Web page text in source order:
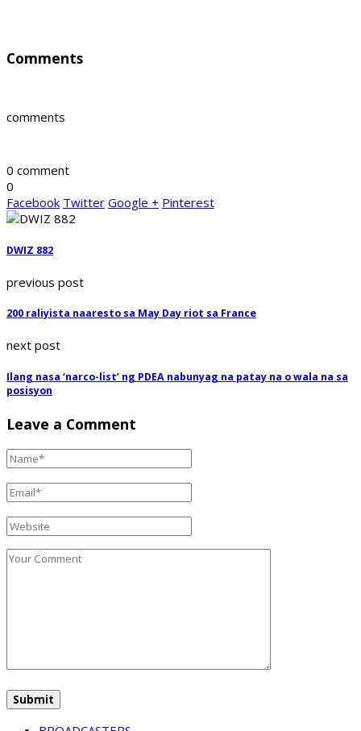
Comments
comments
0 comment
0
Facebook Twitter Google + Pinterest
DWIZ 882
previous post
200 raliyista naaresto sa May Day riot sa France
next post
Ilang nasa ‘narco-list’ ng PDEA nabunyag na patay na o wala na sa
posisyon
Leave a Comment